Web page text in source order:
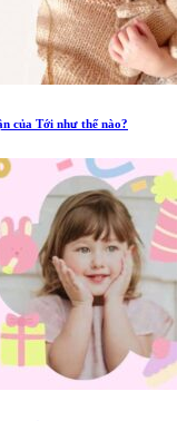
của Tới như thế nào?